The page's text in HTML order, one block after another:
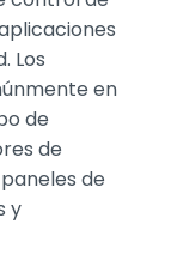
Los
en
de
de
de
y